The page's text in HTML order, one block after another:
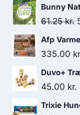
Bunny
61.25kr.
Afp
335.00
Duvo+
45.00 kr.
Trixie